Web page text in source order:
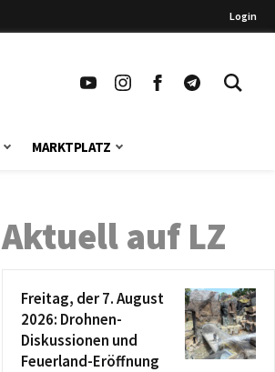
Login
MARKTPLATZ
Aktuell auf LZ
Freitag, der 7. August
2026: Drohnen-
Diskussionen und
Feuerland-Eröffnung